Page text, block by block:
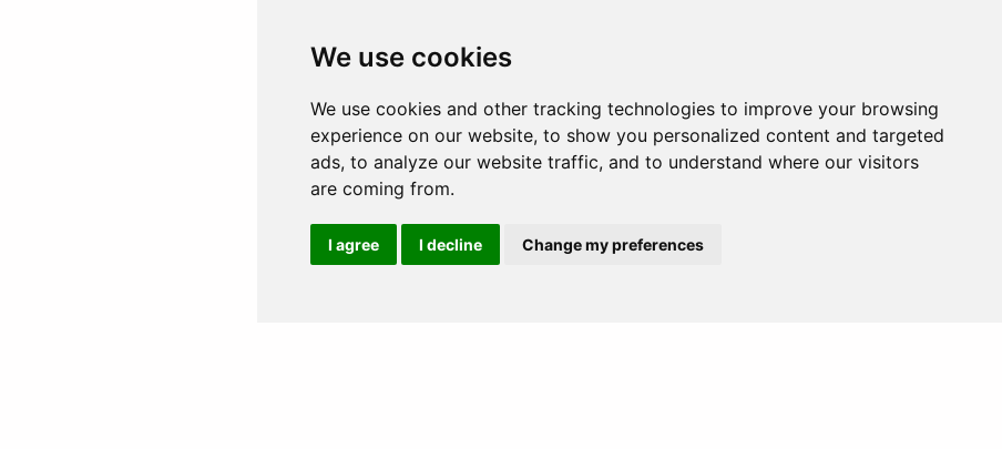
We use cookies
We use cookies and other tracking technologies to improve your browsing
experience on our website, to show you personalized content and targeted
ads, to analyze our website traffic, and to understand where our visitors
are coming from.
I agree I decline Change my preferences